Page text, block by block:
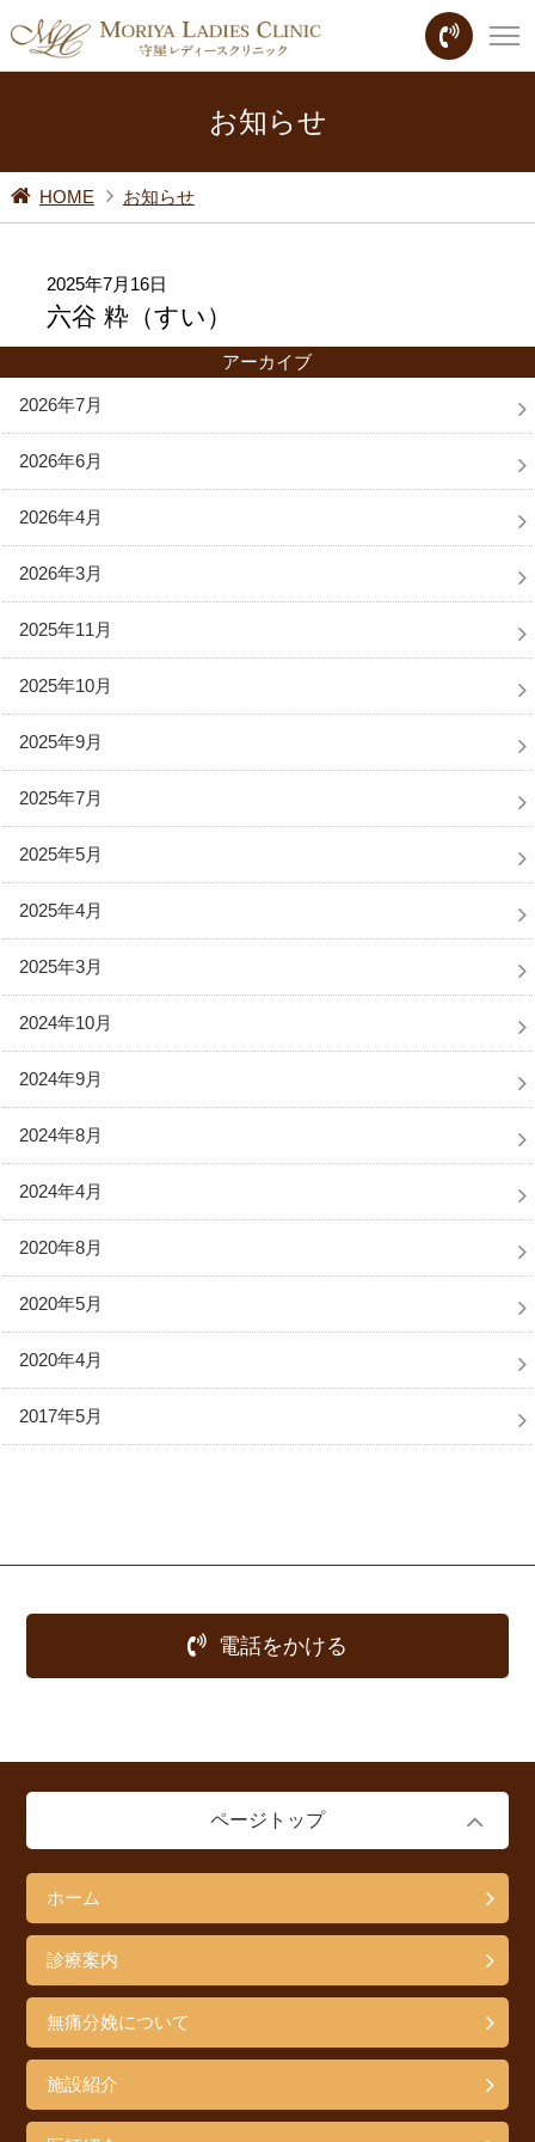
お知らせ
HOME お知らせ
2025年7月16日
六谷 粋（すい）
アーカイブ
2026年7月
2026年6月
2026年4月
2026年3月
2025年11月
2025年10月
2025年9月
2025年7月
2025年5月
2025年4月
2025年3月
2024年10月
2024年9月
2024年8月
2024年4月
2020年8月
2020年5月
2020年4月
2017年5月
電話をかける
ページトップ
ホーム
診療案内
無痛分娩について
施設紹介